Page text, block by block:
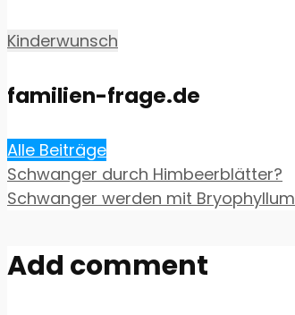
Kinderwunsch
familien-frage.de
Alle Beiträge
Schwanger durch Himbeerblätter?
Schwanger werden mit Bryophyllum
Add comment